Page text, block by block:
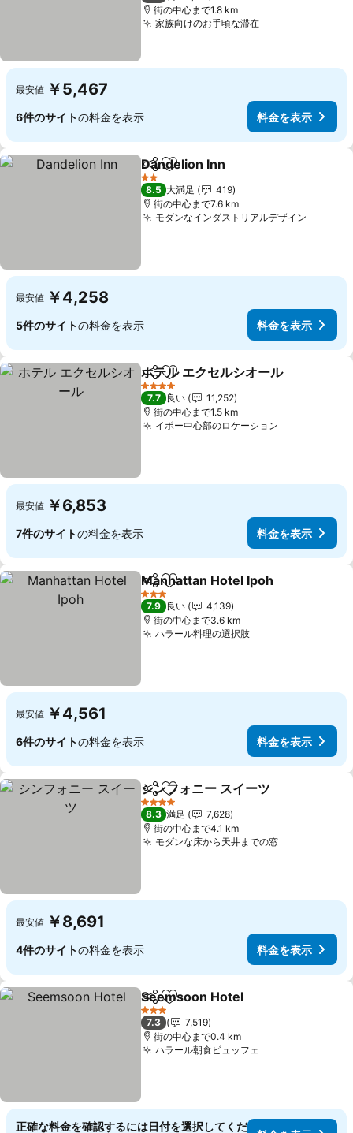
街の中心まで1.8 km
家族向けのお手頃な滞在料金を表示
最安値 ￥5,467
6件のサイトの料金を表示 料金を表示
シェアお気に入りに追加
Dandelion Inn
2 ホテルのランク
8.5 大満足
419
街の中心まで7.6 km
モダンなインダストリアルデザイン
最安値 ￥4,258
5件のサイトの料金を表示 料金を表示
シェアお気に入りに追加
ホテル エクセルシオール
4 ホテルのランク
7.7 良い
11,252
街の中心まで1.5 km
イポー中心部のロケーション
最安値 ￥6,853
7件のサイトの料金を表示 料金を表示
シェアお気に入りに追加
Manhattan Hotel Ipoh
3 ホテルのランク
7.9 良い
4,139
街の中心まで3.6 km
ハラール料理の選択肢料金を表示
最安値 ￥4,561
6件のサイトの料金を表示 料金を表示
シェアお気に入りに追加
シンフォニー スイーツ
4 ホテルのランク
8.3 満足
7,628
街の中心まで4.1 km
モダンな床から天井までの窓料金を表示
最安値 ￥8,691
4件のサイトの料金を表示 料金を表示
シェアお気に入りに追加
Seemsoon Hotel
3 ホテルのランク
7.3
7,519
街の中心まで0.4 km
ハラール朝食ビュッフェ
正確な料金を確認するには日付を選択してくだ